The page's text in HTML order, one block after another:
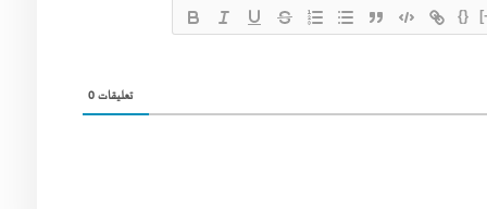
{}
0تعليقات